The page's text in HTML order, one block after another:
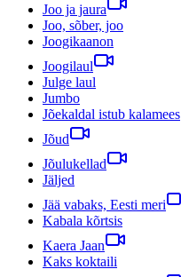
Joo ja jaura
Joo, sõber, joo
Joogikaanon
Joogilaul
Julge laul
Jumbo
Jõekaldal istub kalamees
Jõud
Jõulukellad
Jäljed
Jää vabaks, Eesti meri
Kabala kõrtsis
Kaera Jaan
Kaks koktaili